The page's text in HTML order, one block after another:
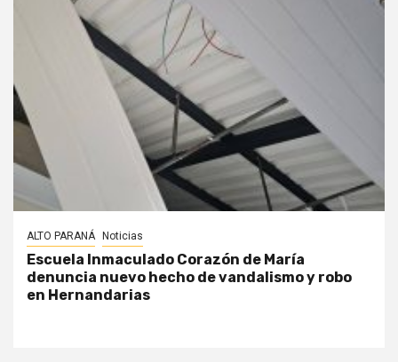
ALTO PARANÁ Noticias
Escuela Inmaculado Corazón de María
denuncia nuevo hecho de vandalismo y robo
en Hernandarias